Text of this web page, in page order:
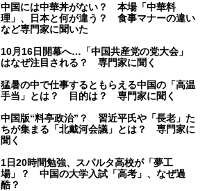
中国には中華丼がない？ 本場「中華料
理」、日本と何が違う？ 食事マナーの違い
など専門家に聞いた
10月16日開幕へ…「中国共産党の党大会」
はなぜ注目される？ 専門家に聞く
猛暑の中で仕事するともらえる中国の「高温
手当」とは？ 目的は？ 専門家に聞く
中国版“料亭政治”？ 習近平氏や「長老」た
ちが集まる「北戴河会議」とは？ 専門家に
聞く
1日20時間勉強、スパルタ高校が「夢工
場」？ 中国の大学入試「高考」、なぜ過
酷？